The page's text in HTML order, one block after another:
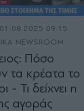
01.08.2025 09:15
NEWSROOM
Πόσο
τα κρέατα το
- Τι δείχνει η
αγοράς